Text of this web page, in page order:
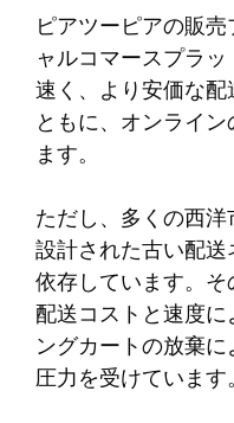
ピアツーピアの販
ャルコマースプラ
速く、より安価な
ともに、オンライ
ます。
ただし、多くの西
設計された古い配
依存しています。
配送コストと速度
ングカートの放棄
圧力を受けています。